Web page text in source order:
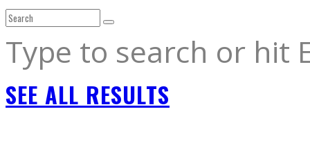
Type to search or hit
SEE ALL RESULTS